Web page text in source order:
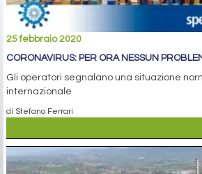
25 febbraio 2020
CORONAVIRUS: PER ORA NESSUN
Gli operatori segnalano una situazione
internazionale
di Stefano Ferrari